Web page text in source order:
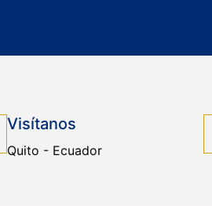
Visítanos
Quito - Ecuador